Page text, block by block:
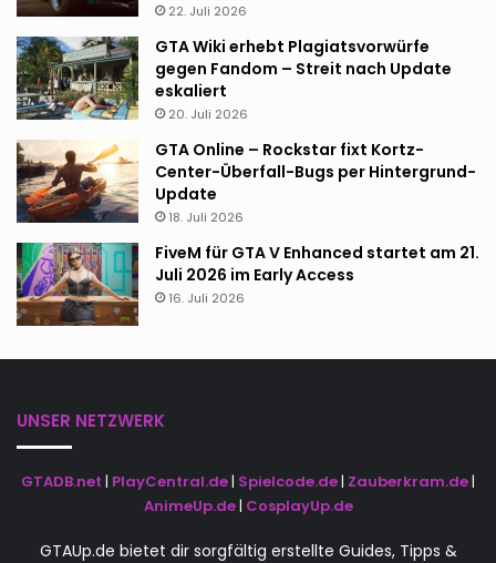
22. Juli 2026
GTA Wiki erhebt Plagiatsvorwürfe
gegen Fandom – Streit nach Update
eskaliert
20. Juli 2026
GTA Online – Rockstar fixt Kortz-
Center-Überfall-Bugs per Hintergrund-
Update
18. Juli 2026
FiveM für GTA V Enhanced startet am 21.
Juli 2026 im Early Access
16. Juli 2026
UNSER NETZWERK
GTADB.net | PlayCentral.de| Spielcode.de| Zauberkram.de|
AnimeUp.de| CosplayUp.de
GTAUp.de bietet dir sorgfältig erstellte Guides, Tipps &